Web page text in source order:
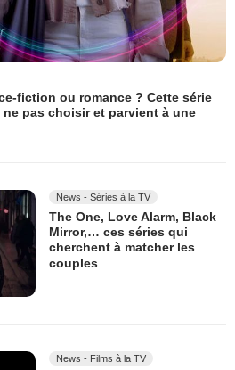
fiction ou romance ? Cette série
pas choisir et parvient à une
News - Séries à la TV
The One, Love Alarm, Black
Mirror,… ces séries qui
cherchent à matcher les
couples
News - Films à la TV